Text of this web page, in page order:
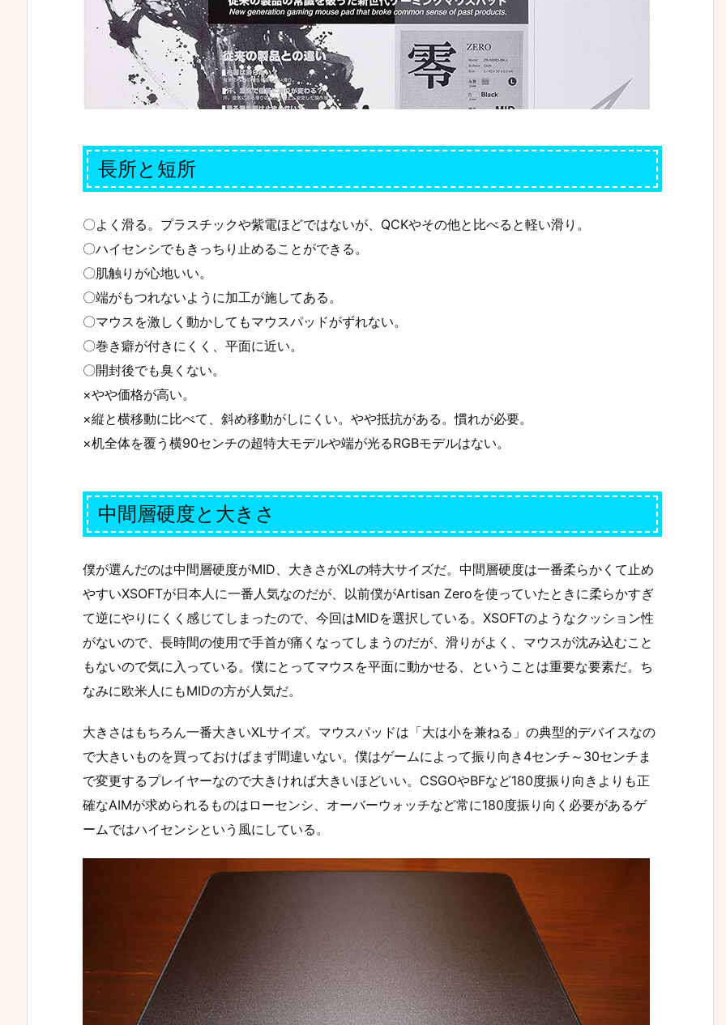
長所と短所
〇よく滑る。プラスチックや紫電ほどではないが、QCKやその他と比べると軽い滑り。
〇ハイセンシでもきっちり止めることができる。
〇肌触りが心地いい。
〇端がもつれないように加工が施してある。
〇マウスを激しく動かしてもマウスパッドがずれない。
〇巻き癖が付きにくく、平面に近い。
〇開封後でも臭くない。
×やや価格が高い。
×縦と横移動に比べて、斜め移動がしにくい。やや抵抗がある。慣れが必要。
×机全体を覆う横90センチの超特大モデルや端が光るRGBモデルはない。
中間層硬度と大きさ
僕が選んだのは中間層硬度がMID、大きさがXLの特大サイズだ。中間層硬度は一番柔らかくて止め
やすいXSOFTが日本人に一番人気なのだが、以前僕がArtisan Zeroを使っていたときに柔らかすぎ
て逆にやりにくく感じてしまったので、今回はMIDを選択している。XSOFTのようなクッション性
がないので、長時間の使用で手首が痛くなってしまうのだが、滑りがよく、マウスが沈み込むこと
もないので気に入っている。僕にとってマウスを平面に動かせる、ということは重要な要素だ。ち
なみに欧米人にもMIDの方が人気だ。
大きさはもちろん一番大きいXLサイズ。マウスパッドは「大は小を兼ねる」の典型的デバイスなの
で大きいものを買っておけばまず間違いない。僕はゲームによって振り向き4センチ～30センチま
で変更するプレイヤーなので大きければ大きいほどいい。CSGOやBFなど180度振り向きよりも正
確なAIMが求められるものはローセンシ、オーバーウォッチなど常に180度振り向く必要があるゲ
ームではハイセンシという風にしている。